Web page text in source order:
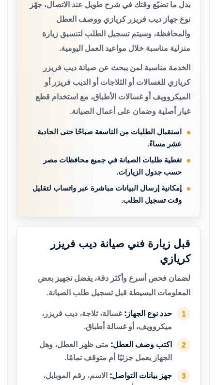
بدل ما تضيّع وقتك في شرح طويل عند الاتصال، جهّز
نوع جهاز ديب فريزر كريازي ووصف العطل
والمحافظة، وسيتم تسجيل الطلب لتنسيق زيارة
منزلية مناسبة خلال مواعيد العمل اليومية.
الخدمة مناسبة لمن يبحث عن صيانة ديب فريزر
كريازي للغسالات أو الثلاجات أو الديب فريزر أو
الميكروويف أو غسالات الأطباق، مع استخدام قطع
غيار أصلية وضمان على أعمال الصيانة.
استقبال الطلبات من التاسعة صباحًا حتى الحادية
عشر مساءً.
تغطية طلبات الصيانة في جميع محافظات مصر
حسب جدول الزيارات.
إمكانية إرسال البيانات مباشرة عبر واتساب لتقليل
وقت تسجيل الطلب.
قبل زيارة فني صيانة ديب فريزر
كريازي
لضمان فحص أسرع وأكثر دقة، يفضل تجهيز بعض
المعلومات البسيطة قبل تسجيل طلب الصيانة.
1 حدد نوع الجهاز: غسالة، ثلاجة، ديب فريزر،
ميكروويف، أو غسالة أطباق.
2 اكتب وصف العطل: متى ظهر العطل، وهل
الجهاز يعمل جزئيًا أم متوقف تمامًا.
3 جهز بيانات التواصل: الاسم، رقم الموبايل،